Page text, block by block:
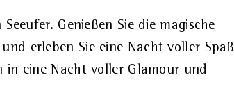
Genießen Sie die magische
erleben Sie eine Nacht voller Spaß
in eine Nacht voller Glamour und